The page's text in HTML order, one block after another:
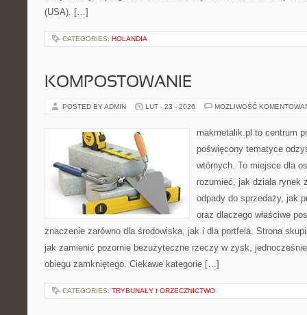
(USA). […]
CATEGORIES: HOLANDIA
KOMPOSTOWANIE
POSTED BY ADMIN LUT - 23 - 2026 MOŻLIWOŚĆ
makmetalik.pl to centrum
poświęcony tematyce
wtórnych. To miejsce dla
rozumieć, jak działa rynek
odpady do sprzedaży, jak
oraz dlaczego właściwe
znaczenie zarówno dla środowiska, jak i dla portfela. Strona
jak zamienić pozornie bezużyteczne rzeczy w zysk,
obiegu zamkniętego. Ciekawe kategorie […]
CATEGORIES: TRYBUNAŁY I ORZECZNICTWO